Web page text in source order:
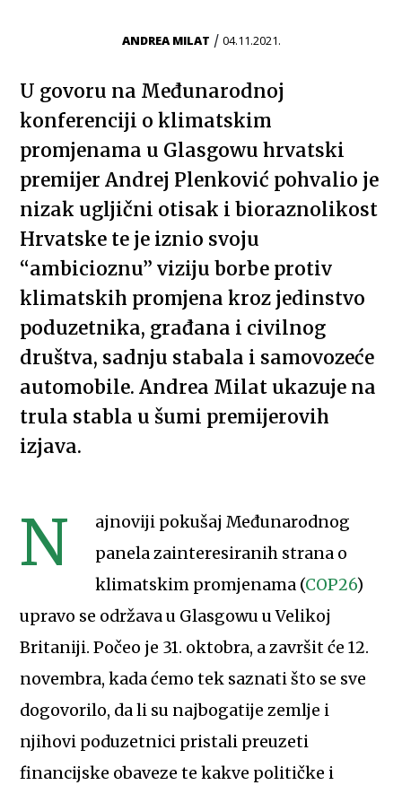
ANDREA MILAT / 04.11.2021.
U govoru na Međunarodnoj
konferenciji o klimatskim
promjenama u Glasgowu hrvatski
premijer Andrej Plenković pohvalio je
nizak ugljični otisak i bioraznolikost
Hrvatske te je iznio svoju
“ambicioznu” viziju borbe protiv
klimatskih promjena kroz jedinstvo
poduzetnika, građana i civilnog
društva, sadnju stabala i samovozeće
automobile. Andrea Milat ukazuje na
trula stabla u šumi premijerovih
izjava.
N
ajnoviji pokušaj Međunarodnog
panela zainteresiranih strana o
klimatskim promjenama (COP26)
upravo se održava u Glasgowu u Velikoj
Britaniji. Počeo je 31. oktobra, a završit će 12.
novembra, kada ćemo tek saznati što se sve
dogovorilo, da li su najbogatije zemlje i
njihovi poduzetnici pristali preuzeti
financijske obaveze te kakve političke i